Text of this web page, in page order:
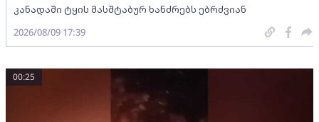
კანადაში ტყის მასშტაბურ ხანძრებს ებრძვიან
2026/08/09 17:39
00:25